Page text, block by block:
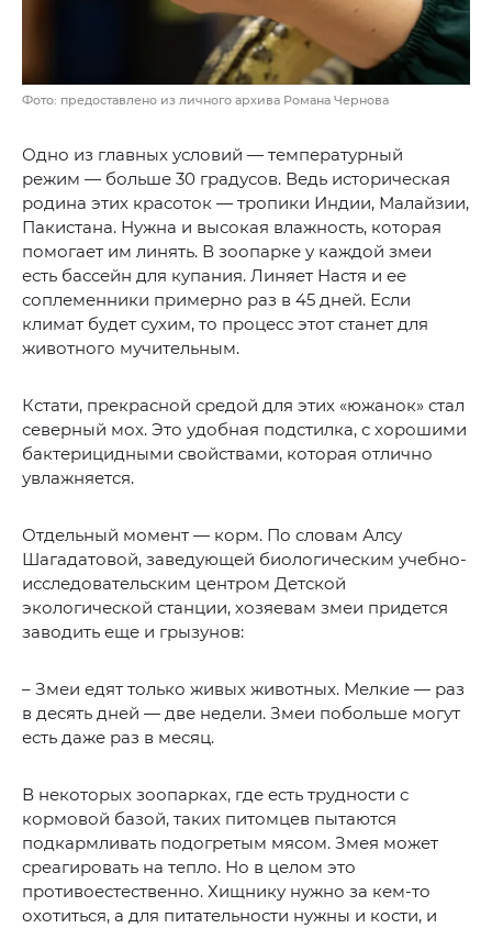
Фото: предоставлено из личного архива Романа Чернова
Одно из главных условий — температурный
режим — больше 30 градусов. Ведь историческая
родина этих красоток — тропики Индии, Малайзии,
Пакистана. Нужна и высокая влажность, которая
помогает им линять. В зоопарке у каждой змеи
есть бассейн для купания. Линяет Настя и ее
соплеменники примерно раз в 45 дней. Если
климат будет сухим, то процесс этот станет для
животного мучительным.
Кстати, прекрасной средой для этих «южанок» стал
северный мох. Это удобная подстилка, с хорошими
бактерицидными свойствами, которая отлично
увлажняется.
Отдельный момент — корм. По словам Алсу
Шагадатовой, заведующей биологическим учебно-
исследовательским центром Детской
экологической станции, хозяевам змеи придется
заводить еще и грызунов:
– Змеи едят только живых животных. Мелкие — раз
в десять дней — две недели. Змеи побольше могут
есть даже раз в месяц.
В некоторых зоопарках, где есть трудности с
кормовой базой, таких питомцев пытаются
подкармливать подогретым мясом. Змея может
среагировать на тепло. Но в целом это
противоестественно. Хищнику нужно за кем-то
охотиться, а для питательности нужны и кости, и